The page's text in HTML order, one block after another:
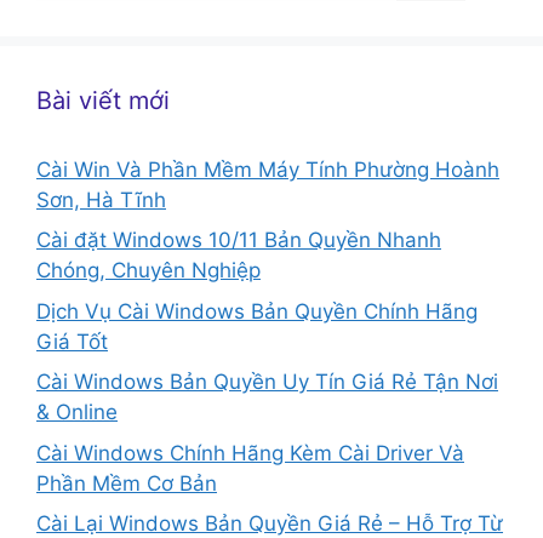
Bài viết mới
Cài Win Và Phần Mềm Máy Tính Phường Hoành
Sơn, Hà Tĩnh
Cài đặt Windows 10/11 Bản Quyền Nhanh
Chóng, Chuyên Nghiệp
Dịch Vụ Cài Windows Bản Quyền Chính Hãng
Giá Tốt
Cài Windows Bản Quyền Uy Tín Giá Rẻ Tận Nơi
& Online
Cài Windows Chính Hãng Kèm Cài Driver Và
Phần Mềm Cơ Bản
Cài Lại Windows Bản Quyền Giá Rẻ – Hỗ Trợ Từ